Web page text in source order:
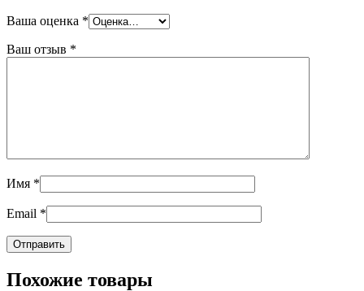
Ваша оценка *
Ваш отзыв *
Имя *
Email *
Похожие товары